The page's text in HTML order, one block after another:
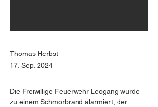
Thomas Herbst
17. Sep. 2024
Die Freiwillige Feuerwehr Leogang wurde
zu einem Schmorbrand alarmiert, der